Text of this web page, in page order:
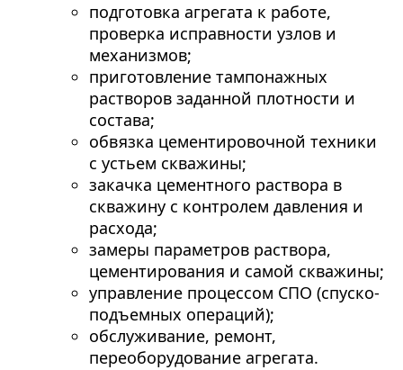
подготовка агрегата к работе,
проверка исправности узлов и
механизмов;
приготовление тампонажных
растворов заданной плотности и
состава;
обвязка цементировочной техники
с устьем скважины;
закачка цементного раствора в
скважину с контролем давления и
расхода;
замеры параметров раствора,
цементирования и самой скважины;
управление процессом СПО (спуско-
подъемных операций);
обслуживание, ремонт,
переоборудование агрегата.